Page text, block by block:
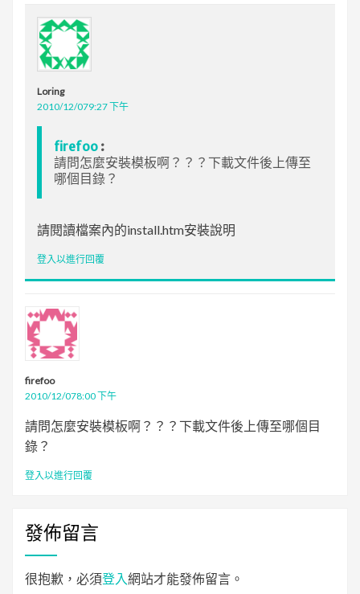
Loring
2010/12/079:27 下午
firefoo :
請問怎麼安裝模板啊？？？下載文件後上傳至
哪個目錄？
請閱讀檔案內的install.htm安裝說明
登入以進行回覆
firefoo
2010/12/078:00 下午
請問怎麼安裝模板啊？？？下載文件後上傳至哪個目
錄？
登入以進行回覆
發佈留言
很抱歉，必須登入網站才能發佈留言。